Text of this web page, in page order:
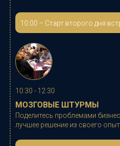
10:00 – Старт второго дня
10:30 - 12:30
МОЗГОВЫЕ ШТУРМЫ
Поделитесь проблемами
лучшее решение из своего